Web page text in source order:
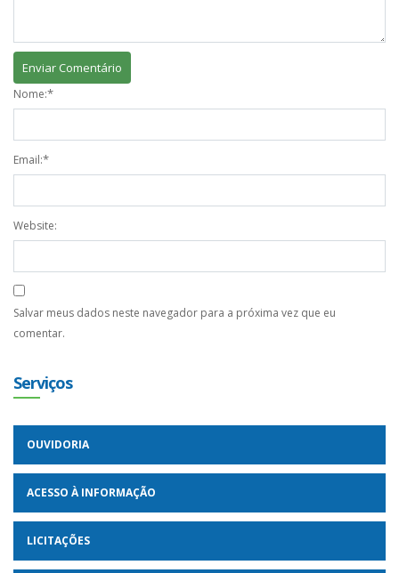
Nome:*
Email:*
Website:
Salvar meus dados neste navegador para a próxima vez que eu
comentar.
Serviços
OUVIDORIA
ACESSO À INFORMAÇÃO
LICITAÇÕES